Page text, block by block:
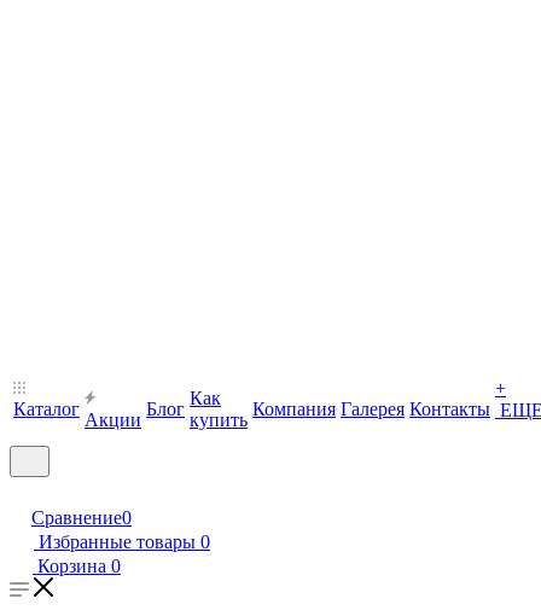
Каталог
Акции
Блог
Как
купить
Компания Галерея Контакты
+
Сравнение0
Избранные товары 0
Корзина 0